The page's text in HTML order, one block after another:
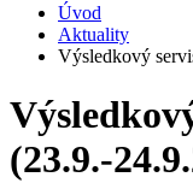
Úvod
Aktuality
Výsledkový
(23.9.-